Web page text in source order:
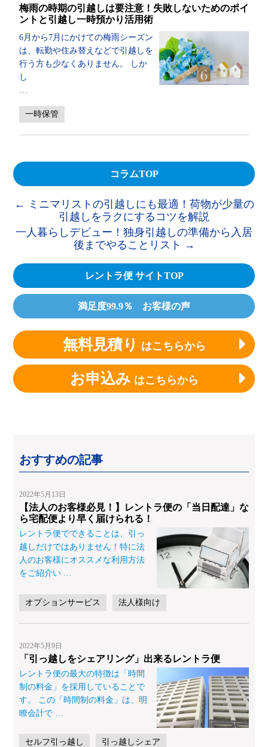
梅雨の時期の引越しは要注意！失敗しないためのポイ
ントと引越し一時預かり活用術
6月から7月にかけての梅雨シーズン
は、転勤や住み替えなどで引越しを
行う方も少なくありません。 しか
し
一時保管
コラムTOP
← ミニマリストの引越しにも最適！荷物が少量の
引越しをラクにするコツを解説
一人暮らしデビュー！独身引越しの準備から入居
後までやることリスト →
レントラ便 サイトTOP
満足度99.9％ お客様の声
無料見積り はこちらから
お申込み はこちらから
おすすめの記事
2022年5月13日
【法人のお客様必見！】レントラ便の「当日配達」な
ら宅配便より早く届けられる！
レントラ便でできることは、引っ
越しだけではありません！特に法
人のお客様にオススメな利用方法
をご紹介い
オプションサービス 法人様向け
2022年5月9日
「引っ越しをシェアリング」出来るレントラ便
レントラ便の最大の特徴は「時間
制の料金」を採用していることで
す。 この「時間制の料金」は、明
瞭会計で …
セルフ引っ越し 引っ越しシェア